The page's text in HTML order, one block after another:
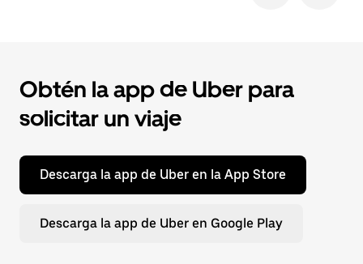
Obtén la app de Uber para
solicitar un viaje
Descarga la app de Uber en la App Store
Descarga la app de Uber en Google Play